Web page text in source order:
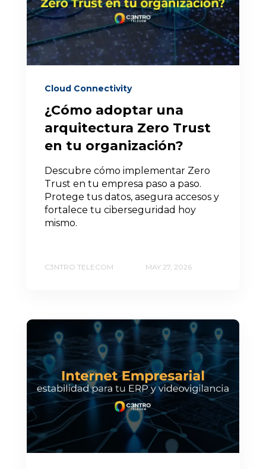
Cloud Connectivity
¿Cómo adoptar una
arquitectura Zero Trust
en tu organización?
Descubre cómo implementar Zero
Trust en tu empresa paso a paso.
Protege tus datos, asegura accesos y
fortalece tu ciberseguridad hoy
mismo.
C3NTRO TELECOM MAY 27, 2026